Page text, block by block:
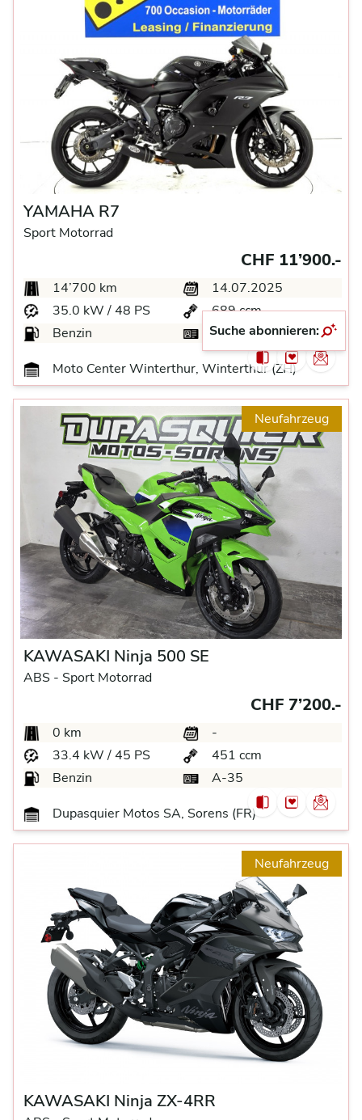
YAMAHA R7
Sport Motorrad
CHF 11’900.-
14’700 km
14.07.2025
35.0 kW / 48 PS
689 ccm
Benzin
A-
Moto Center Winterthur, Winterthur (ZH)
Neufahrzeug
KAWASAKI Ninja 500 SE
ABS - Sport Motorrad
CHF 7’200.-
0 km
-
33.4 kW / 45 PS
451 ccm
Benzin
A-35
Dupasquier Motos SA, Sorens (FR)
Neufahrzeug
KAWASAKI Ninja ZX-4RR
Suche abonnieren: